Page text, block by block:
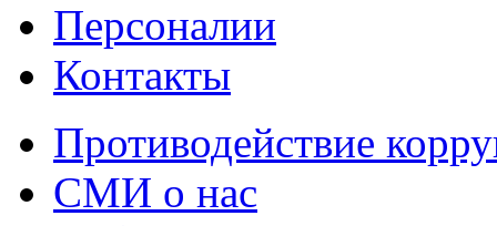
Персоналии
Контакты
Противодействие
СМИ о нас